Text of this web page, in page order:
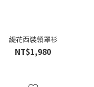
緹花西裝領罩衫
NT$1,980